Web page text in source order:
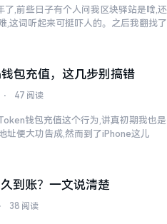
了,前些日子有个人问我区块驿站是啥,
,这词听起来可挺吓人的。之后我翻找
包充值，这几步别搞错
⋅ 47 阅读
钱包充值这个行为,讲真初期我也
址便大功告成,然而到了iPhone这儿
到账？一文说清楚
⋅ 38 阅读